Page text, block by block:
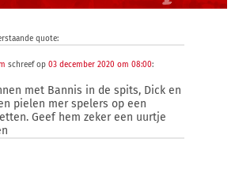
quote:
schreef op 03 december 2020 om 08:00:
met Bannis in de spits, Dick en
pielen mer spelers op een
Geef hem zeker een uurtje